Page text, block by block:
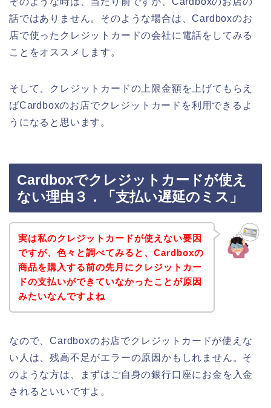
話ではありません。そのような場合は、Cardboxのお
店で使ったクレジットカードの会社に電話をしてみる
ことをオススメします。
そして、クレジットカードの上限金額を上げてもらえ
ばCardboxのお店でクレジットカードを利用できるよ
うになると思います。
Cardboxでクレジットカードが使え
ない理由３．「支払い遅延のミス」
実は私のクレジットカードが使えない要因
ですが、色々と調べてみると、Cardboxの
商品を購入する前の先月にクレジットカー
ドの支払いができていなかったことが原因
みたいなんですよね
なので、Cardboxのお店でクレジットカードが使えな
い人は、残高不足がエラーの原因かもしれません。そ
のような方は、まずはご自身の銀行口座にお金を入金
されるといいですよ。